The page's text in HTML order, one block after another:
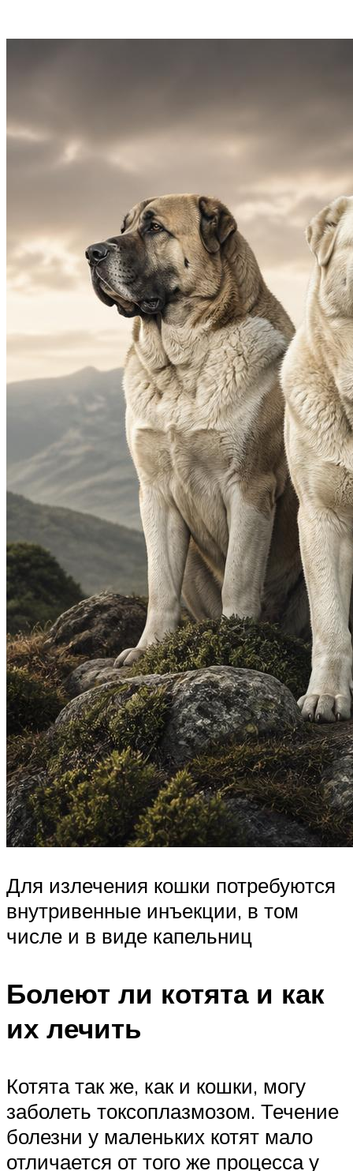
Для излечения кошки потребуются
внутривенные инъекции, в том
числе и в виде капельниц
Болеют ли котята и как
их лечить
Котята так же, как и кошки, могу
заболеть токсоплазмозом. Течение
болезни у маленьких котят мало
отличается от того же процесса у